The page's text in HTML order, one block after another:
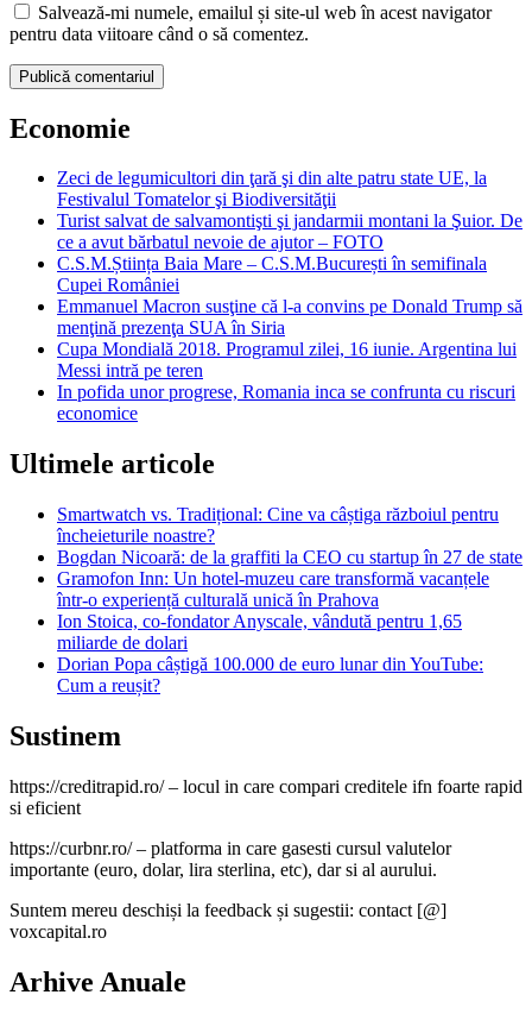
Salvează-mi numele, emailul și site-ul web în acest navigator
pentru data viitoare când o să comentez.
Economie
Zeci de legumicultori din ţară şi din alte patru state UE, la
Festivalul Tomatelor şi Biodiversităţii
Turist salvat de salvamontişti şi jandarmii montani la Şuior. De
ce a avut bărbatul nevoie de ajutor – FOTO
C.S.M.Știința Baia Mare – C.S.M.București în semifinala
Cupei României
Emmanuel Macron susţine că l-a convins pe Donald Trump să
menţină prezenţa SUA în Siria
Cupa Mondială 2018. Programul zilei, 16 iunie. Argentina lui
Messi intră pe teren
In pofida unor progrese, Romania inca se confrunta cu riscuri
economice
Ultimele articole
Smartwatch vs. Tradițional: Cine va câștiga războiul pentru
încheieturile noastre?
Bogdan Nicoară: de la graffiti la CEO cu startup în 27 de state
Gramofon Inn: Un hotel-muzeu care transformă vacanțele
într-o experiență culturală unică în Prahova
Ion Stoica, co-fondator Anyscale, vândută pentru 1,65
miliarde de dolari
Dorian Popa câștigă 100.000 de euro lunar din YouTube:
Cum a reușit?
Sustinem
https://creditrapid.ro/ – locul in care compari creditele ifn foarte rapid
si eficient
https://curbnr.ro/ – platforma in care gasesti cursul valutelor
importante (euro, dolar, lira sterlina, etc), dar si al aurului.
Suntem mereu deschiși la feedback și sugestii: contact [@]
voxcapital.ro
Arhive Anuale